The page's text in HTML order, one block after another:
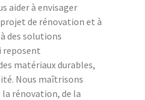
aider à envisager
de rénovation et à
des solutions
reposent
matériaux durables,
Nous maîtrisons
rénovation, de la